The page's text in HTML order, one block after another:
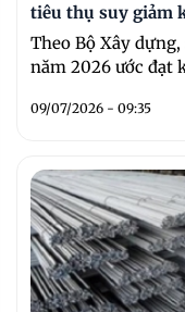
tiêu thụ suy giảm
Theo Bộ Xây
năm 2026 ước đạt
09/07/2026 - 09:35